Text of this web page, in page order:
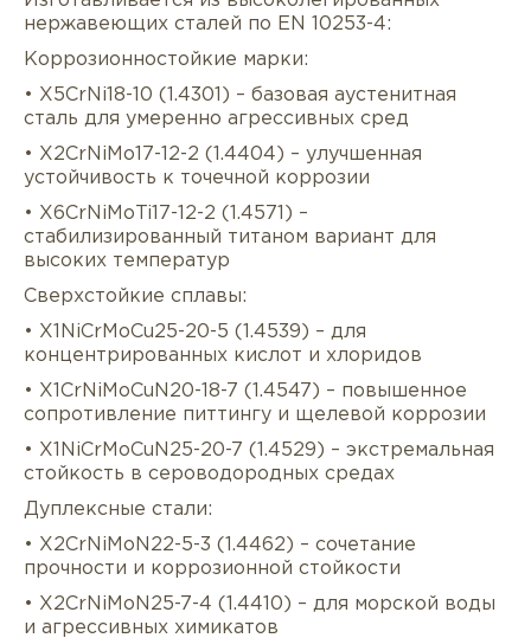
нержавеющих сталей по EN 10253-4:
Коррозионностойкие марки:
• X5CrNi18-10 (1.4301) – базовая аустенитная
сталь для умеренно агрессивных сред
• X2CrNiMo17-12-2 (1.4404) – улучшенная
устойчивость к точечной коррозии
• X6CrNiMoTi17-12-2 (1.4571) –
стабилизированный титаном вариант для
высоких температур
Сверхстойкие сплавы:
• X1NiCrMoCu25-20-5 (1.4539) – для
концентрированных кислот и хлоридов
• X1CrNiMoCuN20-18-7 (1.4547) – повышенное
сопротивление питтингу и щелевой коррозии
• X1NiCrMoCuN25-20-7 (1.4529) – экстремальная
стойкость в сероводородных средах
Дуплексные стали:
• X2CrNiMoN22-5-3 (1.4462) – сочетание
прочности и коррозионной стойкости
• X2CrNiMoN25-7-4 (1.4410) – для морской воды
и агрессивных химикатов